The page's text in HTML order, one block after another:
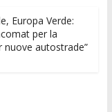
Europa Verde:
per la
nuove autostrade”